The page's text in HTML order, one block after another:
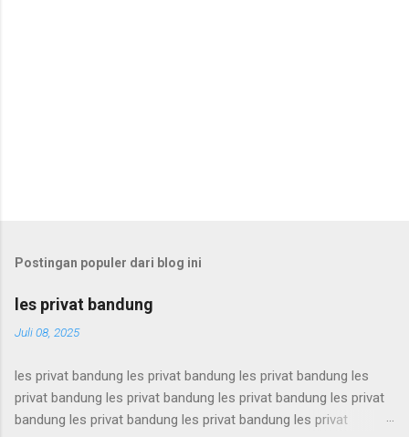
Postingan populer dari blog ini
les privat bandung
Juli 08, 2025
les privat bandung les privat bandung les privat bandung les
privat bandung les privat bandung les privat bandung les privat
bandung les privat bandung les privat bandung les privat